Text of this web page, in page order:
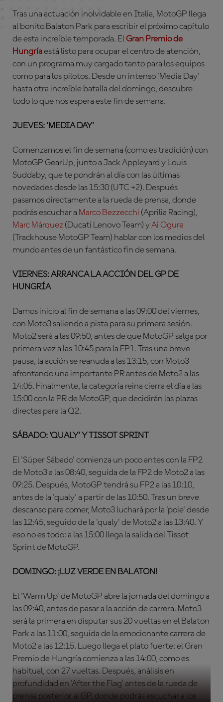
Tras una actuación inolvidable en Italia, MotoGP llega
al bonito Balaton Park para escribir el próximo capítulo
de esta increíble temporada. ElGran Premio de
Hungríaestá listo para ocupar el centro de atención,
con un programa muy cargado tanto para los equipos
como para los pilotos. Desde un intenso 'Media Day'
hasta otra increíble batalla del domingo, descubre
todo lo que nos espera este fin de semana.
JUEVES: 'MEDIA DAY'
Comenzamos el fin de semana (como es tradición) con
MotoGP GearUp, junto a Jack Appleyard y Louis
Suddaby, que te pondrán al día con las últimas
novedades desde las 15:30 (UTC +2). Después
pasamos directamente a la rueda de prensa, donde
podrás escuchar a Marco Bezzecchi (Aprilia Racing),
Marc Márquez (Ducati Lenovo Team) yAi Ogura
(Trackhouse MotoGP Team) hablar con los medios del
mundo antes de un fantástico fin de semana.
VIERNES: ARRANCA LA ACCIÓN DEL GP DE
HUNGRÍA
Damos inicio al fin de semana a las 09:00 del viernes,
con Moto3 saliendo a pista para su primera sesión.
Moto2 será a las 09:50, antes de que MotoGP salga por
primera vez a las 10:45 para la FP1. Tras una breve
pausa, la acción se reanuda a las 13:15, con Moto3
afrontando una importante PR antes de Moto2 a las
14:05. Finalmente, la categoría reina cierra el día a las
15:00 con la PR de MotoGP, que decidirán las plazas
directas para la Q2.
SÁBADO: 'QUALY' Y TISSOT SPRINT
El 'Súper Sábado' comienza un poco antes con la FP2
de Moto3 a las 08:40, seguida de la FP2 de Moto2 a las
09:25. Después, MotoGP tendrá su FP2 a las 10:10,
antes de la 'qualy' a partir de las 10:50. Tras un breve
descanso para comer, Moto3 luchará por la 'pole' desde
las 12:45, seguido de la 'qualy' de Moto2 a las 13:40. Y
eso no es todo: a las 15:00 llega la salida del Tissot
Sprint de MotoGP.
DOMINGO: ¡LUZ VERDE EN BALATON!
El 'Warm Up' de MotoGP abre la jornada del domingo a
las 09:40, antes de pasar a la acción de carrera. Moto3
será la primera en disputar sus 20 vueltas en el Balaton
Park a las 11:00, seguida de la emocionante carrera de
Moto2 a las 12:15. Luego llega el plato fuerte: el Gran
Premio de Hungría comienza a las 14:00, como es
habitual, con 27 vueltas. Después, análisis en
profundidad en 'After the Flag' antes de la rueda de
prensa posterior al GP, donde podrás escuchar a los